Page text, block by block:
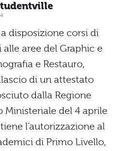
disposizione corsi di
aree del Graphic e
e Restauro,
di un attestato
dalla Regione
Ministeriale del 4 aprile
l’autorizzazione al
di Primo Livello,